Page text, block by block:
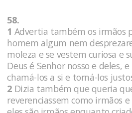
58.
1 Advertia também os irmãos
homem algum nem
moleza e se vestem curiosa e
Deus é Senhor nosso e deles,
chamá-los a si e torná-los
2 Dizia também que queria
reverenciassem como irmãos